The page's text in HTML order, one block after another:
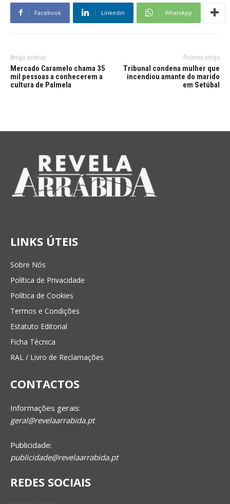
Facebook Linkedin WhatsApp
Artigo anterior
Mercado Caramelo chama 35
mil pessoas a conhecerem a
cultura de Palmela
Próximo artigo
Tribunal condena mulher que
incendiou amante do marido
em Setúbal
LINKS ÚTEIS
Sobre Nós
Política de Privacidade
Política de Cookies
Termos e Condições
Estatuto Editorial
Ficha Técnica
RAL / Livro de Reclamações
CONTACTOS
Informações gerais:
geral@revelaarrabida.pt
Publicidade:
publicidade@revelaarrabida.pt
REDES SOCIAIS